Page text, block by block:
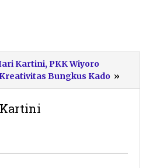
Kartini, PKK Wiyoro
Bungkus Kado »
PKK
Kartini